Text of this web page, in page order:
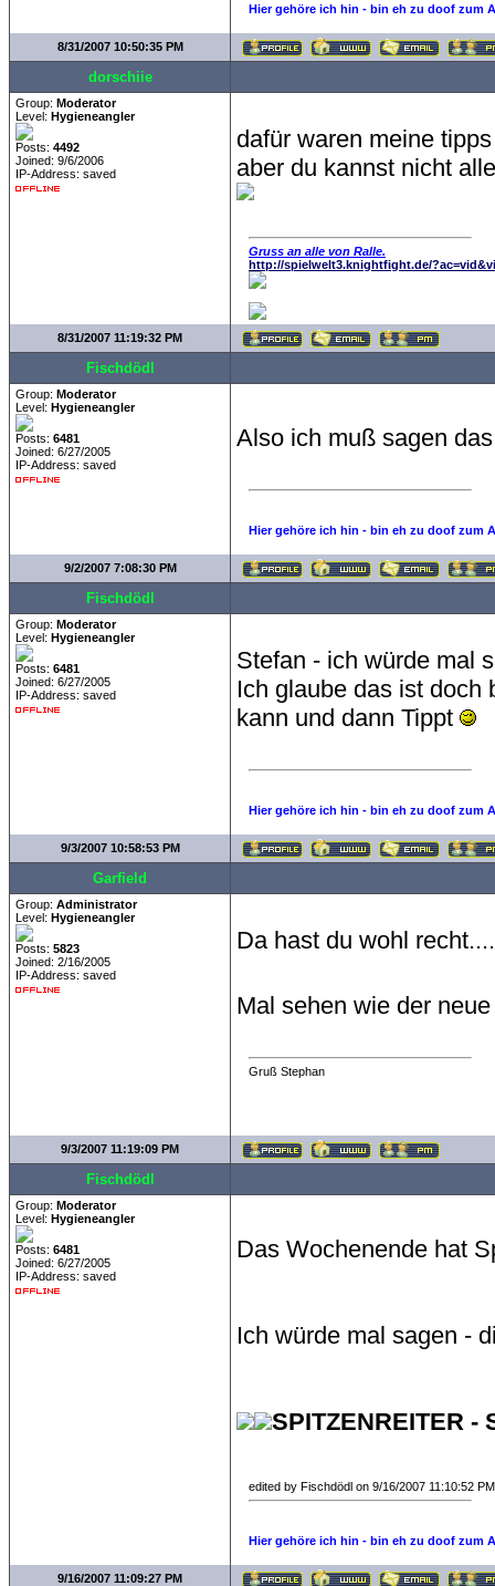
Hier gehöre ich hin - bin eh zu doof zum
8/31/2007 10:50:35 PM
dorschiie
Group: Moderator
Level: Hygieneangler
Posts: 4492
Joined: 9/6/2006
IP-Address: saved
dafür waren meine
aber du kannst nicht
Gruss an alle von Ralle.
http://spielwelt3.knightfight.de/
8/31/2007 11:19:32 PM
Fischdödl
Group: Moderator
Level: Hygieneangler
Posts: 6481
Joined: 6/27/2005
IP-Address: saved
Also ich muß sagen
Hier gehöre ich hin - bin eh zu doof zum
9/2/2007 7:08:30 PM
Fischdödl
Group: Moderator
Level: Hygieneangler
Posts: 6481
Joined: 6/27/2005
IP-Address: saved
Stefan - ich würde mal
Ich glaube das ist doch
kann und dann Tippt
Hier gehöre ich hin - bin eh zu doof zum
9/3/2007 10:58:53 PM
Garfield
Group: Administrator
Level: Hygieneangler
Posts: 5823
Joined: 2/16/2005
IP-Address: saved
Da hast du wohl
Mal sehen wie der
Gruß Stephan
9/3/2007 11:19:09 PM
Fischdödl
Group: Moderator
Level: Hygieneangler
Posts: 6481
Joined: 6/27/2005
IP-Address: saved
Das Wochenende hat
Ich würde mal sagen -
SPITZENREITER -
edited by Fischdödl on 9/16/2007 11:10:52 PM
Hier gehöre ich hin - bin eh zu doof zum
9/16/2007 11:09:27 PM